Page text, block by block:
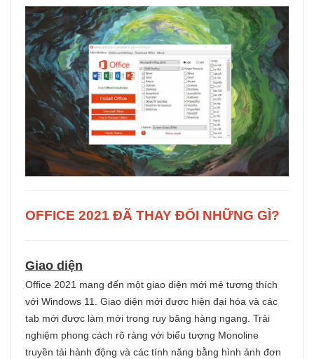
OFFICE 2021 ĐÃ THAY ĐỔI NHỮNG GÌ?
Giao diện
Office 2021 mang đến một giao diện mới mẻ tương thích
với Windows 11. Giao diện mới được hiện đại hóa và các
tab mới được làm mới trong ruy băng hàng ngang. Trải
nghiệm phong cách rõ ràng với biểu tượng Monoline
truyền tải hành động và các tính năng bằng hình ảnh đơn